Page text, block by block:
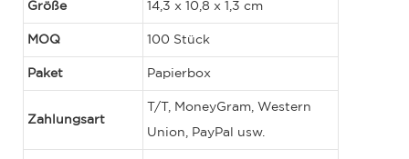
Größe 14,3 x 10,8 x 1,3 cm
MOQ 100 Stück
Paket Papierbox
Zahlungsart
T/T, MoneyGram, Western
Union, PayPal usw.